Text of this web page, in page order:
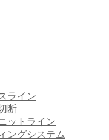
ライン
断
ットライン
ングシステム